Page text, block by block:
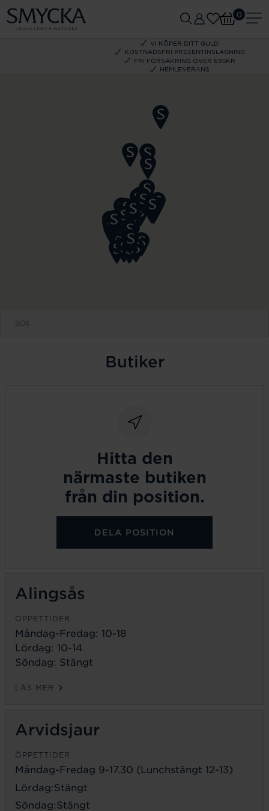
VI KÖPER DITT GULD
KOSTNADSFRI PRESENTINSLAGNING
FRI FÖRSÄKRING ÖVER 695KR
HEMLEVERANS
0
Butiker
Hitta den
närmaste butiken
från din position.
DELA POSITION
Alingsås
ÖPPETTIDER
Måndag-Fredag: 10-18
Lördag: 10-14
Söndag: Stängt
LÄS MER
Arvidsjaur
ÖPPETTIDER
Måndag-Fredag 9-17.30 (Lunchstängt 12-13)
Lördag:Stängt
Söndag:Stängt